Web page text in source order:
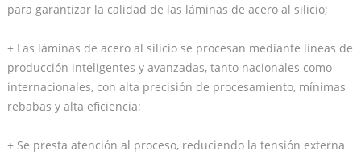
para garantizar la calidad de las láminas de acero al silicio;
+ Las láminas de acero al silicio se procesan mediante líneas de
producción inteligentes y avanzadas, tanto nacionales como
internacionales, con alta precisión de procesamiento, mínimas
rebabas y alta eficiencia;
+ Se presta atención al proceso, reduciendo la tensión externa